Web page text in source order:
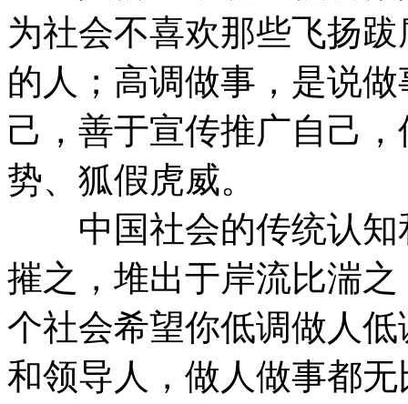
为社会不喜欢那些飞扬
的人；高调做事，是说
己，善于宣传推广自己
势、狐假虎威。
中国社会的传统认知
摧之，堆出于岸流比湍
个社会希望你低调做人
和领导人，做人做事都